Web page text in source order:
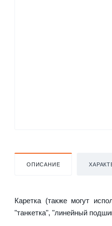
ОПИСАНИЕ
Каретка (также могут
"танкетка", "линейный